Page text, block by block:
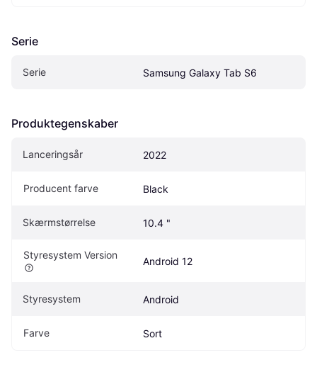
Serie
Serie Samsung Galaxy Tab S6
Produktegenskaber
Lanceringsår 2022
Producent farve Black
Skærmstørrelse 10.4 "
Styresystem Version
Android 12
Styresystem Android
Farve Sort